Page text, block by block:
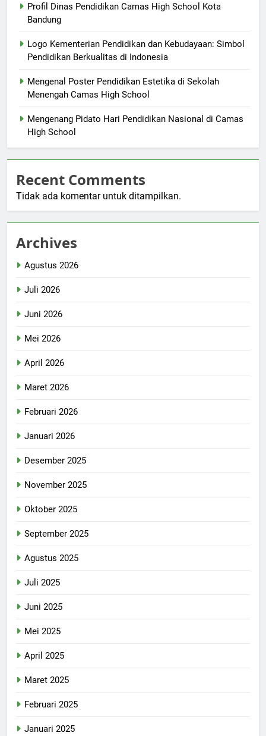
Profil Dinas Pendidikan Camas High School Kota
Bandung
Logo Kementerian Pendidikan dan Kebudayaan: Simbol
Pendidikan Berkualitas di Indonesia
Mengenal Poster Pendidikan Estetika di Sekolah
Menengah Camas High School
Mengenang Pidato Hari Pendidikan Nasional di Camas
High School
Recent Comments
Tidak ada komentar untuk ditampilkan.
Archives
Agustus 2026
Juli 2026
Juni 2026
Mei 2026
April 2026
Maret 2026
Februari 2026
Januari 2026
Desember 2025
November 2025
Oktober 2025
September 2025
Agustus 2025
Juli 2025
Juni 2025
Mei 2025
April 2025
Maret 2025
Februari 2025
Januari 2025